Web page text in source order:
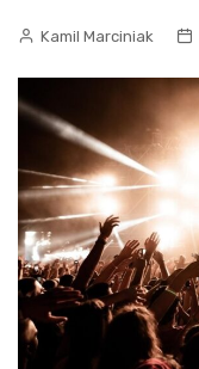
Kamil Marciniak